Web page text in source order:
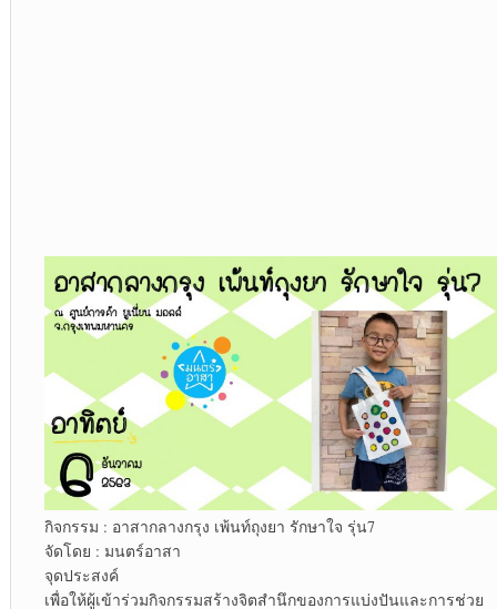
กิจกรรม : อาสากลางกรุง เพ้นท์ถุงยา รักษาใจ รุ่น7
จัดโดย : มนตร์อาสา
จุดประสงค์
เพื่อให้ผู้เข้าร่วมกิจกรรมสร้างจิตสำนึกของการแบ่งปันและการช่วย